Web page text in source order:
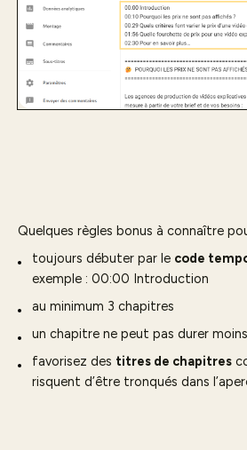
Quelques règles bonus à connaître
toujours débuter par le code
exemple : 00:00 Introduction
au minimum 3 chapitres
un chapitre ne peut pas durer
favorisez des titres de chapitres
risquent d’être tronqués dans